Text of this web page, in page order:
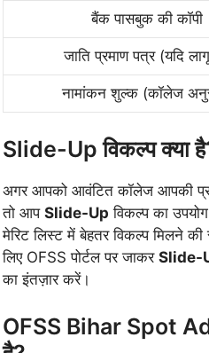
बैंक पासबुक की कॉपी
जाति प्रमाण पत्र (यदि
नामांकन शुल्क (कॉलेज
Slide-Up विकल्प क्या
अगर आपको आवंटित कॉलेज आपकी
तो आप Slide-Up विकल्प का
मेरिट लिस्ट में बेहतर विकल्प मिलने
लिए OFSS पोर्टल पर जाकर Slide-
का इंतज़ार करें।
OFSS Bihar Spot